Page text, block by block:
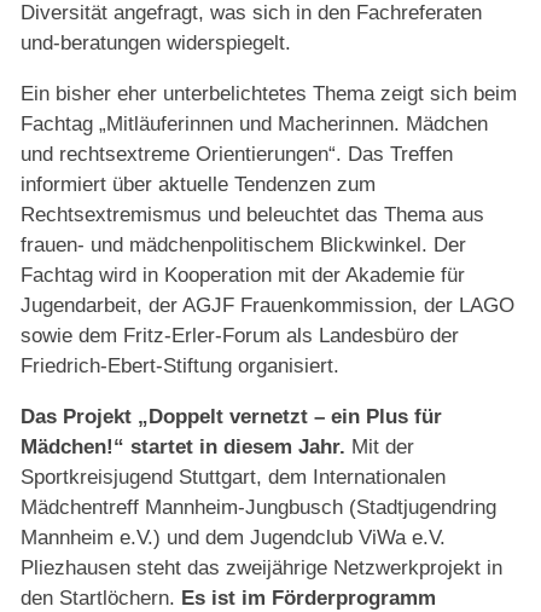
Diversität angefragt, was sich in den Fachreferaten
und-beratungen widerspiegelt.
Ein bisher eher unterbelichtetes Thema zeigt sich beim
Fachtag „Mitläuferinnen und Macherinnen. Mädchen
und rechtsextreme Orientierungen“. Das Treffen
informiert über aktuelle Tendenzen zum
Rechtsextremismus und beleuchtet das Thema aus
frauen- und mädchenpolitischem Blickwinkel. Der
Fachtag wird in Kooperation mit der Akademie für
Jugendarbeit, der AGJF Frauenkommission, der LAGO
sowie dem Fritz-Erler-Forum als Landesbüro der
Friedrich-Ebert-Stiftung organisiert.
Das Projekt „Doppelt vernetzt – ein Plus für
Mädchen!“ startet in diesem Jahr. Mit der
Sportkreisjugend Stuttgart, dem Internationalen
Mädchentreff Mannheim-Jungbusch (Stadtjugendring
Mannheim e.V.) und dem Jugendclub ViWa e.V.
Pliezhausen steht das zweijährige Netzwerkprojekt in
den Startlöchern. Es ist im Förderprogramm